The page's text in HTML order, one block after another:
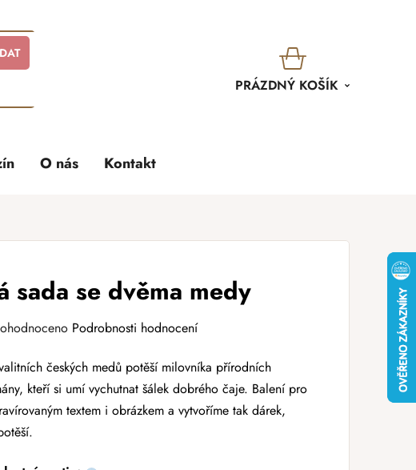
KOŠÍK
PRÁZDNÝ KOŠÍK
O nás Kontakt
sada se dvěma medy
Podrobnosti hodnocení
českých medů potěší milovníka přírodních
kteří si umí vychutnat šálek dobrého čaje. Balení pro
textem i obrázkem a vytvoříme tak dárek,